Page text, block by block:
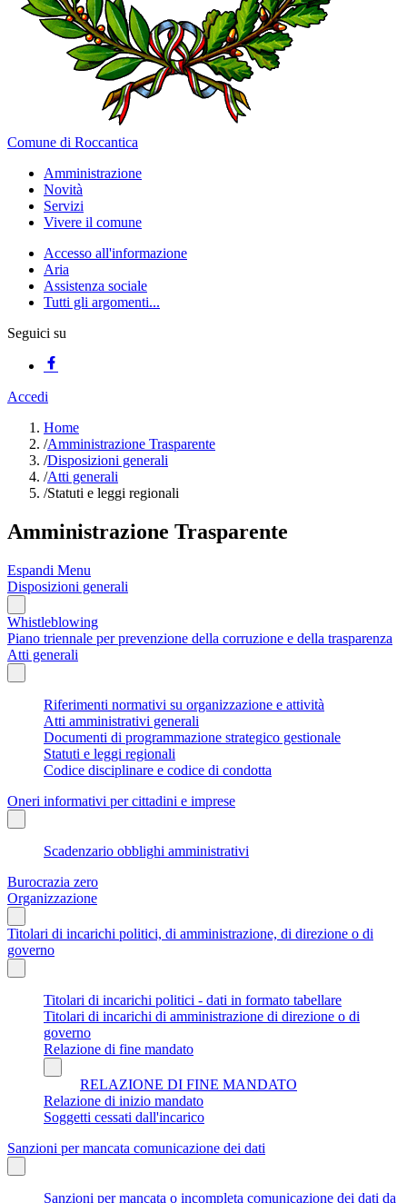
Comune di Roccantica
Amministrazione
Novità
Servizi
Vivere il comune
Accesso all'informazione
Aria
Assistenza sociale
Tutti gli argomenti...
Seguici su
Accedi
Home
/Amministrazione Trasparente
/Disposizioni generali
/Atti generali
/Statuti e leggi regionali
Amministrazione Trasparente
Espandi Menu
Disposizioni generali
Whistleblowing
Piano triennale per prevenzione della corruzione e della trasparenza
Atti generali
Riferimenti normativi su organizzazione e attività
Atti amministrativi generali
Documenti di programmazione strategico gestionale
Statuti e leggi regionali
Codice disciplinare e codice di condotta
Oneri informativi per cittadini e imprese
Scadenzario obblighi amministrativi
Burocrazia zero
Organizzazione
Titolari di incarichi politici, di amministrazione, di direzione o di
governo
Titolari di incarichi politici - dati in formato tabellare
Titolari di incarichi di amministrazione di direzione o di
governo
Relazione di fine mandato
RELAZIONE DI FINE MANDATO
Relazione di inizio mandato
Soggetti cessati dall'incarico
Sanzioni per mancata comunicazione dei dati
Sanzioni per mancata o incompleta comunicazione dei dati da